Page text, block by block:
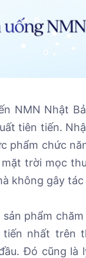
NMN Nhật
tiên tiến.
phẩm chức
trời mọc
không gây tác
phẩm
nhất trên
Đó cũng